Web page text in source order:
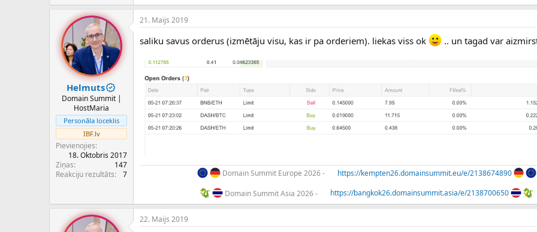
Helmuts
Domain Summit |
HostMaria
Personāla loceklis
IBF.lv
Pievienojies
18. Oktobris 2017
Ziņas
147
Reakciju rezultāts
7
21. Maijs 2019
saliku savus orderus (izmētāju visu, kas ir pa orderiem). liekas viss ok .. un tagad var
Domain Summit Europe 2026 -
https://kempten26.domainsummit.eu/e/2138674890
Domain Summit Asia 2026 -
https://bangkok26.domainsummit.asia/e/2138700650
22. Maijs 2019